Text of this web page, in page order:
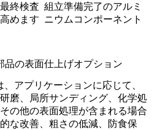
終検査
めます
組立準備完了のアルミ
ニウムコンポーネント
品の表面仕上げオプション
アプリケーションに応じて、
磨、局所サンディング、化学処
の他の表面処理が含まれる場合
な改善、粗さの低減、防食保